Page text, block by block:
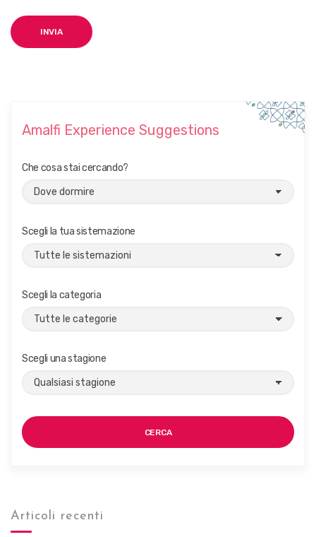
Amalfi Experience Suggestions
Che cosa stai cercando?
Scegli la tua sistemazione
Scegli la categoria
Scegli una stagione
CERCA
Articoli recenti